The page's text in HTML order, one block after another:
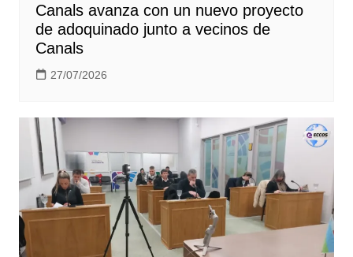
Canals avanza con un nuevo proyecto
de adoquinado junto a vecinos de
Canals
27/07/2026